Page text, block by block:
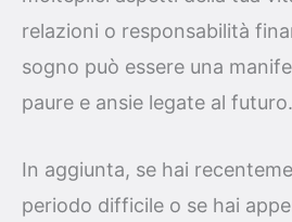
relazioni o responsabilità
sogno può essere una
paure e ansie legate al futuro.
In aggiunta, se hai
periodo difficile o se hai